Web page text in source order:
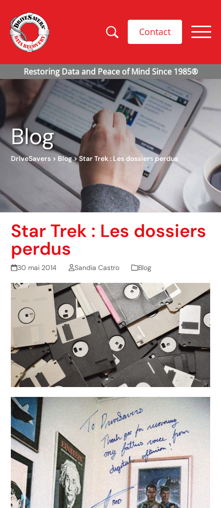
Contact
Blog
DriveSavers > Blog>Star Trek : Les dossiers perdus
Star Trek : Les dossiers
perdus
30 mai 2014 Sandia Castro Blog